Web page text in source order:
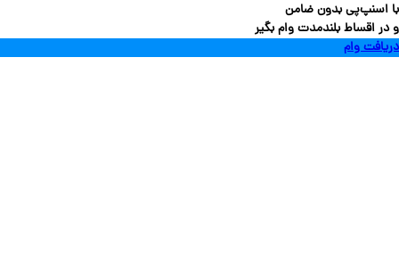
بدون ضامن
بلندمدت وام بگیر
وام